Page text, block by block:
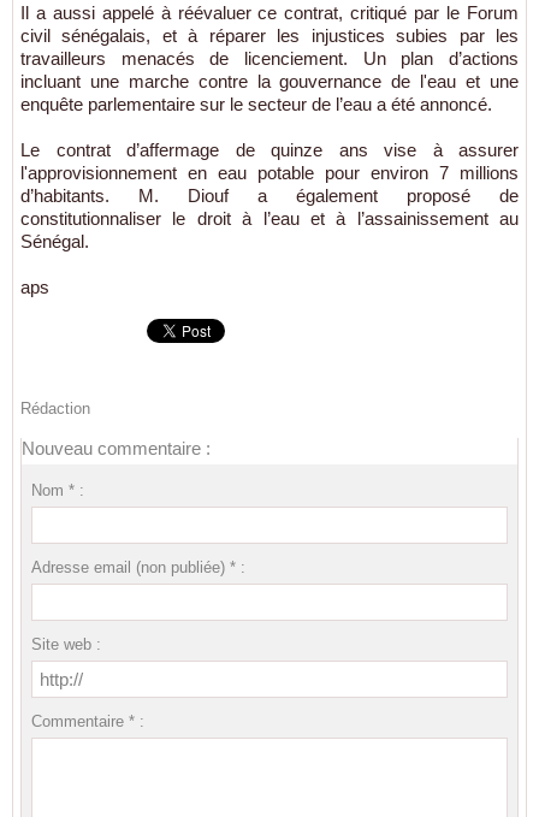
Il a aussi appelé à réévaluer ce contrat, critiqué par le Forum
civil sénégalais, et à réparer les injustices subies par les
travailleurs menacés de licenciement. Un plan d’actions
incluant une marche contre la gouvernance de l'eau et une
enquête parlementaire sur le secteur de l’eau a été annoncé.
Le contrat d’affermage de quinze ans vise à assurer
l'approvisionnement en eau potable pour environ 7 millions
d’habitants. M. Diouf a également proposé de
constitutionnaliser le droit à l’eau et à l’assainissement au
Sénégal.
aps
Rédaction
Nouveau commentaire :
Nom * :
Adresse email (non publiée) * :
Site web :
Commentaire * :